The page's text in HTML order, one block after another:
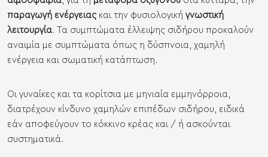
παραγωγή ενέργειαςκαι την φυσιολογική γνωστική
λειτουργία. Τα συμπτώματα έλλειψης σιδήρου προκαλούν
αναιμία με συμπτώματα όπως η δύσπνοια, χαμηλή
ενέργεια και σωματική κατάπτωση.
Οι γυναίκες και τα κορίτσια με μηνιαία εμμηνόρροια,
διατρέχουν κίνδυνο χαμηλών επιπέδων σιδήρου, ειδικά
εάν αποφεύγουν το κόκκινο κρέας και / ή ασκούνται
συστηματικά.